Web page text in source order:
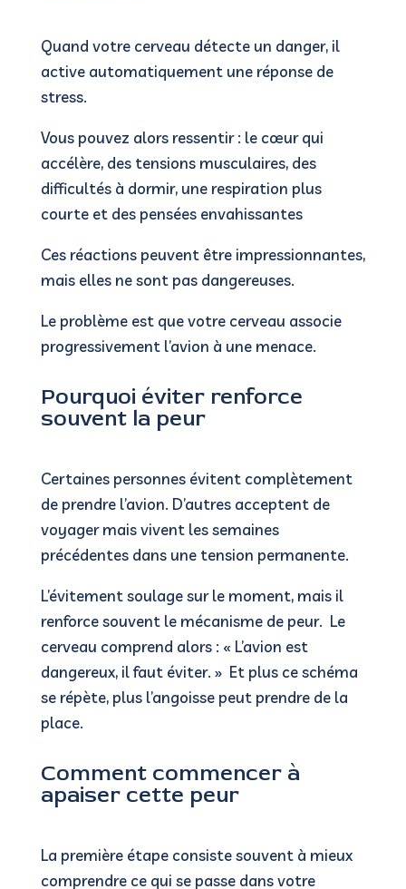
Quand votre cerveau détecte un danger, il
active automatiquement une réponse de
stress.
Vous pouvez alors ressentir : le cœur qui
accélère, des tensions musculaires, des
difficultés à dormir, une respiration plus
courte et des pensées envahissantes
Ces réactions peuvent être impressionnantes,
mais elles ne sont pas dangereuses.
Le problème est que votre cerveau associe
progressivement l’avion à une menace.
Pourquoi éviter renforce
souvent la peur
Certaines personnes évitent complètement
de prendre l’avion. D’autres acceptent de
voyager mais vivent les semaines
précédentes dans une tension permanente.
L’évitement soulage sur le moment, mais il
renforce souvent le mécanisme de peur. Le
cerveau comprend alors : « L’avion est
dangereux, il faut éviter. » Et plus ce schéma
se répète, plus l’angoisse peut prendre de la
place.
Comment commencer à
apaiser cette peur
La première étape consiste souvent à mieux
comprendre ce qui se passe dans votre